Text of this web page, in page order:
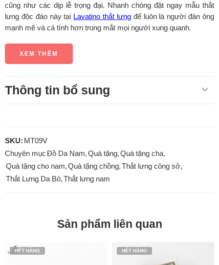
cũng như các dịp lễ trọng đại. Nhanh chóng đặt ngay mẫu thắt
lưng độc đáo này tại Lavatino thắt lưngđể luôn là người đàn ông
mạnh mẽ và cá tính hơn trong mắt mọi người xung quanh.
XEM THÊM
Thông tin bổ sung
SKU: MT09V
Chuyên mụcĐồ Da Nam,Quà tặng,Quà tặng cha,
Quà tặng cho nam,Quà tặng chồng,Thắt lưng công sở,
Thắt Lưng Da Bò,Thắt lưng nam
Sản phẩm liên quan
HẾT HÀNG HẾT HÀNG